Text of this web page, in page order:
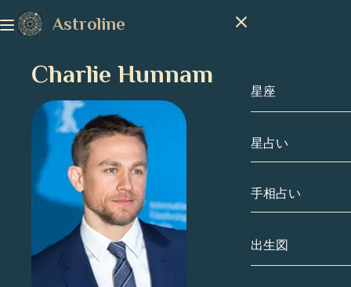
Astroline
星座
星座
山羊座
魚座
星占い
手相占い
出生図
Charlie Hunnam